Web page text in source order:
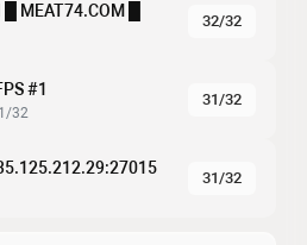
█
32/32
#1
32
31/32
31/32